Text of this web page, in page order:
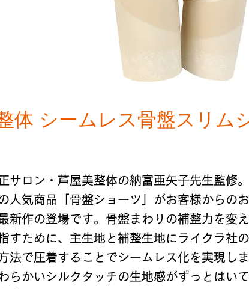
体 シームレス骨盤スリム
サロン・芦屋美整体の納富亜矢子先生監修。
人気商品「骨盤ショーツ」がお客様からの
新作の登場です。骨盤まわりの補整力を変
すために、主生地と補整生地にライクラ社
法で圧着することでシームレス化を実現し
らかいシルクタッチの生地感がずっとはい